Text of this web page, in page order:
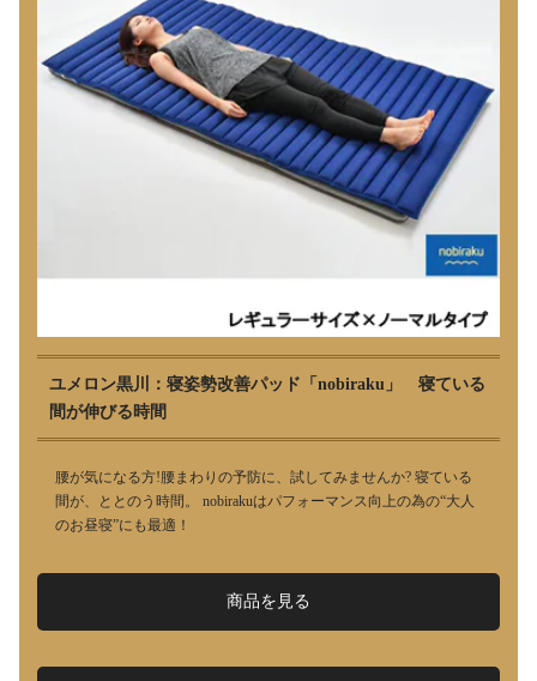
ユメロン黒川：寝姿勢改善パッド「nobiraku」 寝ている
間が伸びる時間
腰が気になる方!腰まわりの予防に、試してみませんか? 寝ている
間が、ととのう時間。 nobirakuはパフォーマンス向上の為の“大人
のお昼寝”にも最適！
商品を見る